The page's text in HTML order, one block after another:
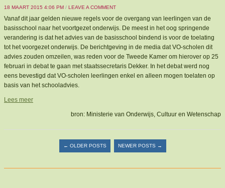
18 MAART 2015 4:06 PM / LEAVE A COMMENT
Vanaf dit jaar gelden nieuwe regels voor de overgang van leerlingen van de
basisschool naar het voortgezet onderwijs. De meest in het oog springende
verandering is dat het advies van de basisschool bindend is voor de toelating
tot het voorgezet onderwijs. De berichtgeving in de media dat VO-scholen dit
advies zouden omzeilen, was reden voor de Tweede Kamer om hierover op 25
februari in debat te gaan met staatssecretaris Dekker. In het debat werd nog
eens bevestigd dat VO-scholen leerlingen enkel en alleen mogen toelaten op
basis van het schooladvies.
Lees meer
bron: Ministerie van Onderwijs, Cultuur en Wetenschap
← OLDER POSTS NEWER POSTS →